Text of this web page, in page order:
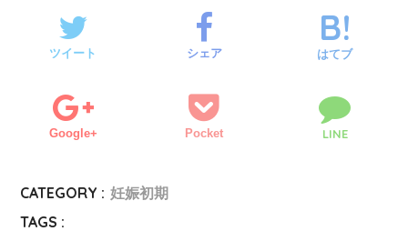
ツイート シェア はてブ
Google+ Pocket LINE
CATEGORY : 妊娠初期
TAGS :